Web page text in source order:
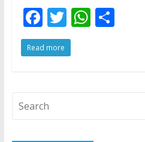
F
ac
e
o
T
w
itt
W S
Read more